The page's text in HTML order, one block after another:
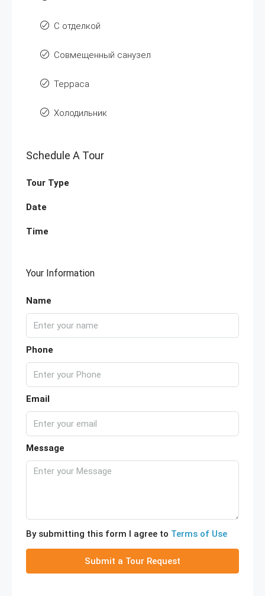
С отделкой
Совмещенный санузел
Терраса
Холодильник
Schedule A Tour
Tour Type
Date
Time
Your Information
Name
Phone
Email
Message
By submitting this form I agree to Terms of Use
Submit a Tour Request